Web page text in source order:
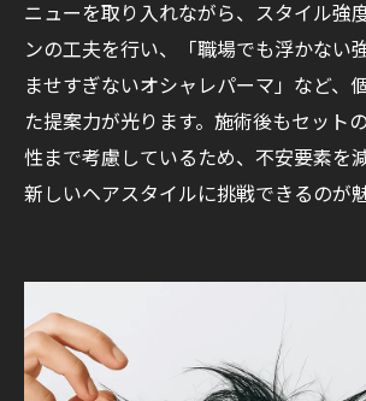
ニューを取り入れながら、スタイル強
ンの工夫を行い、「職場でも浮かない
ませすぎないオシャレパーマ」など、
た提案力が光ります。施術後もセット
性まで考慮しているため、不安要素を
新しいヘアスタイルに挑戦できるのが魅